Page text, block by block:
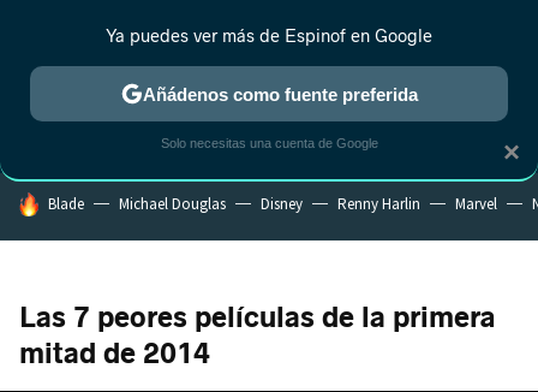
ESTRENOS REALITY ANIME RANKINGS CINE
HOY SE HABLA DE
Blade Michael Douglas Disney Renny Harlin Marvel
Las 7 peores películas de la primera
mitad de 2014
×
Ya puedes ver más de Espinof en Google
Añádenos como fuente preferida
Solo necesitas una cuenta de Google